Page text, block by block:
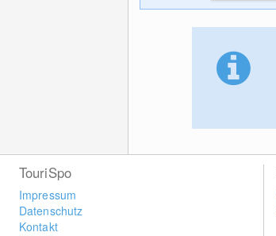
TouriSpo
Impressum
Datenschutz
Kontakt